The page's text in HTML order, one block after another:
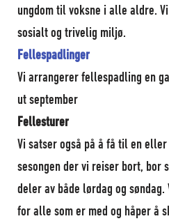
ungdom til voksne i alle aldre.
sosialt og trivelig miljø.
Fellespadlinger
Vi arrangerer fellespadling en
ut september
Fellesturer
Vi satser også på å få til en
sesongen der vi reiser bort, bor
deler av både lørdag og
for alle som er med og håper å